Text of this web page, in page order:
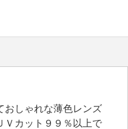
おしゃれな薄色レンズ
Ｖカット９９％以上で